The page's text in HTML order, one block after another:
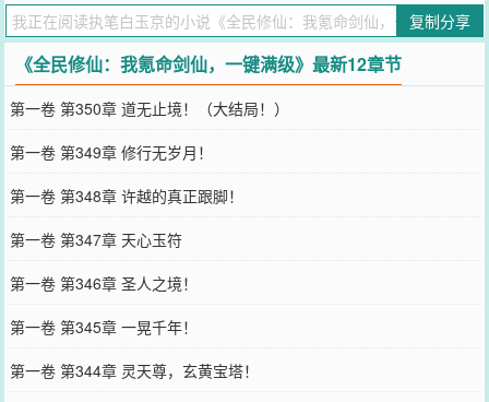
再残缺的剑诀也能一键满级！从【流水剑】到【斩海吞鲸剑】，从
【小玄剑经】到【太上洞玄剑经】！自此，令无数修士闻风丧胆的剑
仙再度现世。许越：“前方妖帝请留步，借我万年寿元可好？”
您要是觉得《全民修仙：我氪命剑仙，一键满级》还不错的话请不要
忘记向您QQ群和微博微信里的朋友推荐哦！
复制分享
《全民修仙：我氪命剑仙，一键满级》最新12章节
第一卷 第350章 道无止境！（大结局！）
第一卷 第349章 修行无岁月！
第一卷 第348章 许越的真正跟脚！
第一卷 第347章 天心玉符
第一卷 第346章 圣人之境！
第一卷 第345章 一晃千年！
第一卷 第344章 灵天尊，玄黄宝塔！